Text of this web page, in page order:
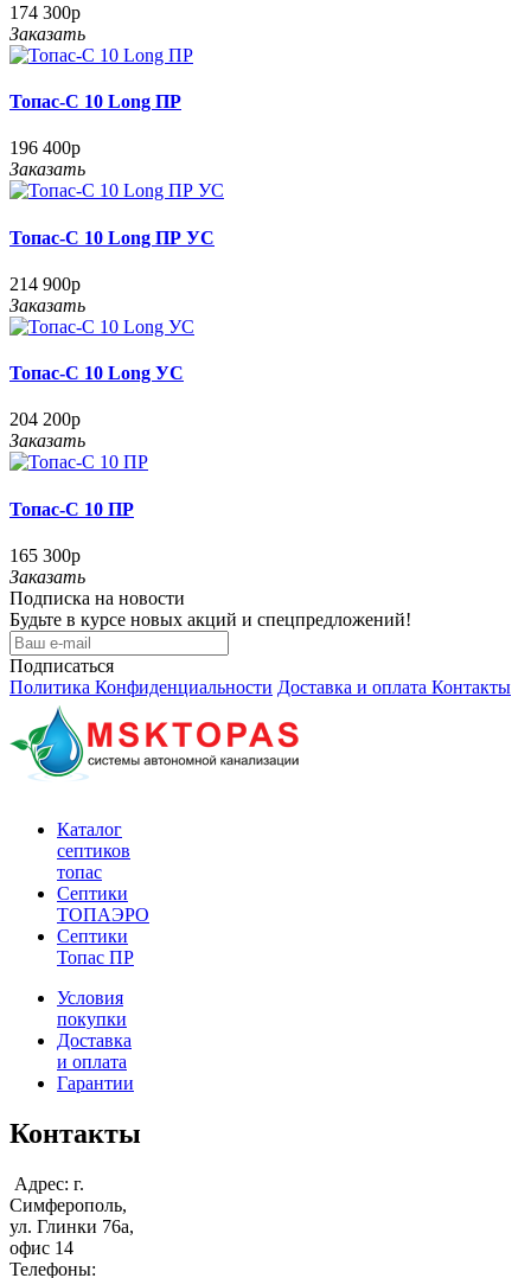
174 300р
Заказать
Топас-С 10 Long ПР
196 400р
Заказать
Топас-С 10 Long ПР УС
214 900р
Заказать
Топас-С 10 Long УС
204 200р
Заказать
Топас-С 10 ПР
165 300р
Заказать
Подписка на новости
Будьте в курсе новых акций и спецпредложений!
Подписаться
Политика Конфиденциальности Доставка и оплата Контакты
Каталог
септиков
топас
Септики
ТОПАЭРО
Септики
Топас ПР
Условия
покупки
Доставка
и оплата
Гарантии
Контакты
Адрес: г.
Симферополь,
ул. Глинки 76а,
офис 14
Телефоны: